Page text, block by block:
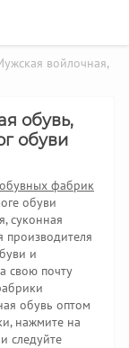
войлочная,
обувь,
обуви
обувных фабрик
обуви
суконная
производителя
и
свою почту
обувь оптом
нажмите на
следуйте